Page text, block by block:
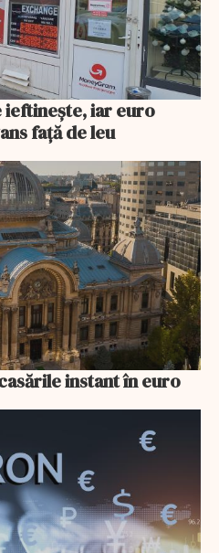
ieftinește, iar euro
faţă de leu
instant în euro